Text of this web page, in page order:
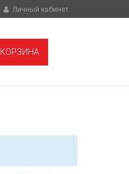
Личный кабинет
КОРЗИНА